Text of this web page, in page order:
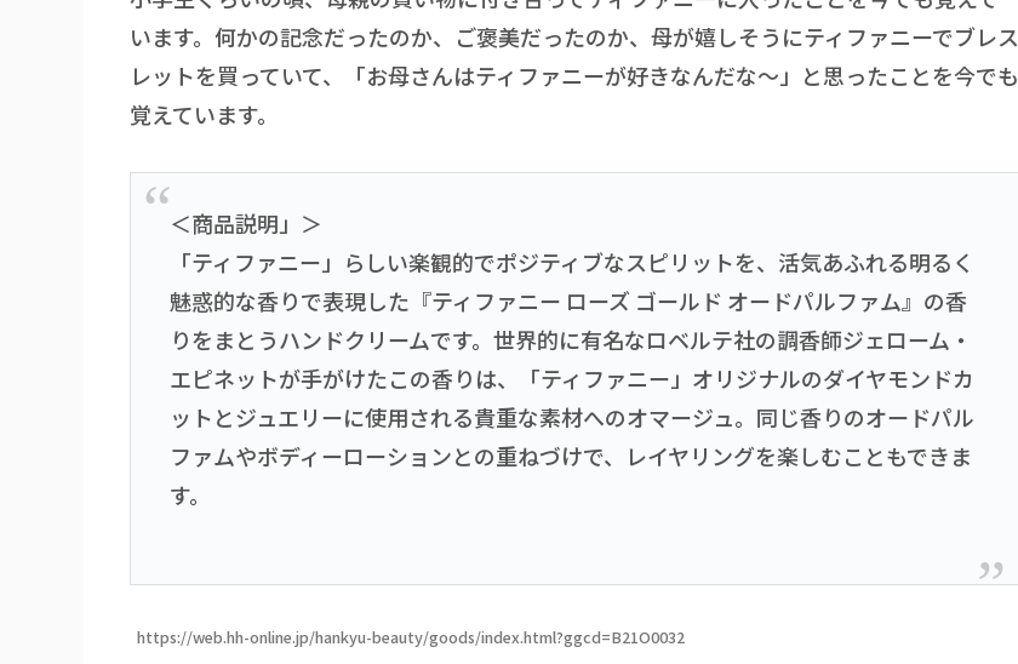
います。何かの記念だったのか、ご褒美だったのか、母が嬉しそうにティファニーでブレス
レットを買っていて、「お母さんはティファニーが好きなんだな～」と思ったことを今でも
覚えています。
＜商品説明」＞
「ティファニー」らしい楽観的でポジティブなスピリットを、活気あふれる明るく
魅惑的な香りで表現した『ティファニー ローズ ゴールド オードパルファム』の香
りをまとうハンドクリームです。世界的に有名なロベルテ社の調香師ジェローム・
エピネットが手がけたこの香りは、「ティファニー」オリジナルのダイヤモンドカ
ットとジュエリーに使用される貴重な素材へのオマージュ。同じ香りのオードパル
ファムやボディーローションとの重ねづけで、レイヤリングを楽しむこともできま
す。
https://web.hh-online.jp/hankyu-beauty/goods/index.html?ggcd=B21O0032